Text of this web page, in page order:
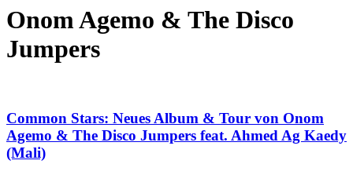
Onom Agemo & The Disco
Jumpers
Common Stars: Neues Album & Tour von Onom
Agemo & The Disco Jumpers feat. Ahmed Ag Kaedy
(Mali)